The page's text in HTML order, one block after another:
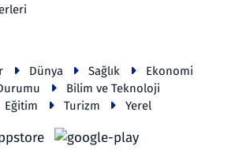
Dünya Sağlık
Ekonomi
Bilim ve Teknoloji
Eğitim Turizm Yerel